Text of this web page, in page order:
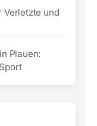
Verletzte und
Plauen: